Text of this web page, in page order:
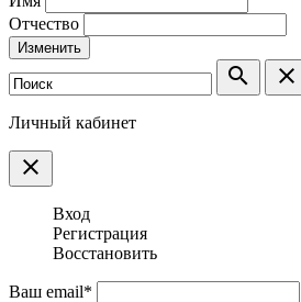
Отчество
Изменить
search clear
Личный кабинет
clear
Вход
Регистрация
Восстановить
Ваш email*